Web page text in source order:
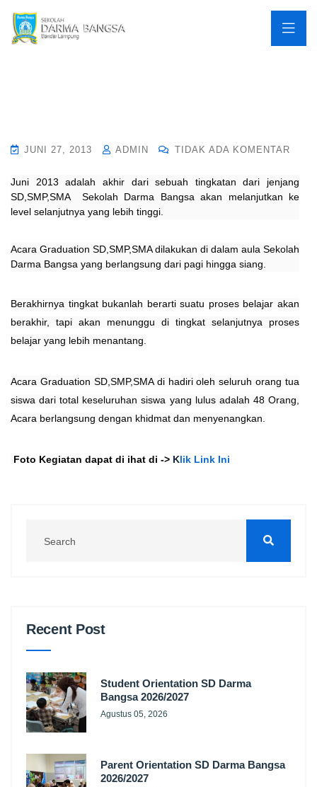
JUNI 27, 2013 ADMIN TIDAK ADA KOMENTAR
Juni 2013 adalah akhir dari sebuah tingkatan dari jenjang
SD,SMP,SMA Sekolah Darma Bangsa akan melanjutkan ke
level selanjutnya yang lebih tinggi.
Acara Graduation SD,SMP,SMA dilakukan di dalam aula Sekolah
Darma Bangsa yang berlangsung dari pagi hingga siang.
Berakhirnya tingkat bukanlah berarti suatu proses belajar akan
berakhir, tapi akan menunggu di tingkat selanjutnya proses
belajar yang lebih menantang.
Acara Graduation SD,SMP,SMA di hadiri oleh seluruh orang tua
siswa dari total keseluruhan siswa yang lulus adalah 48 Orang,
Acara berlangsung dengan khidmat dan menyenangkan.
Foto Kegiatan dapat di ihat di -> Klik Link Ini
Recent Post
Student Orientation SD Darma
Bangsa 2026/2027
Agustus 05, 2026
Parent Orientation SD Darma Bangsa
2026/2027